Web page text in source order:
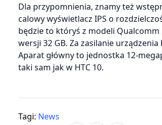
Dla przypomnienia, znamy też
calowy wyświetlacz IPS o
będzie to któryś z modeli Qualcomm
wersji 32 GB. Za zasilanie
Aparat główny to jednostka 12-
taki sam jak w HTC 10.
Tagi: News